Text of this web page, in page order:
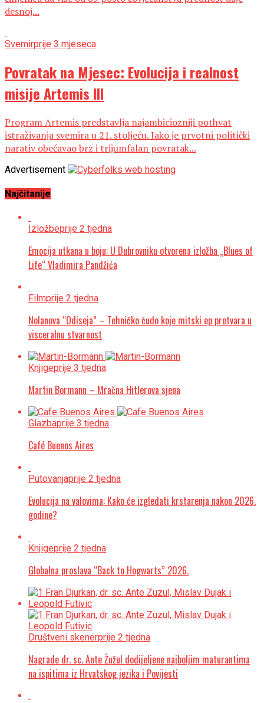
desnoj...
Svemirprije 3 mjeseca
Povratak na Mjesec: Evolucija i realnost
misije Artemis III
Program Artemis predstavlja najambiciozniji pothvat
istraživanja svemira u 21. stoljeću. Iako je prvotni politički
narativ obećavao brz i trijumfalan povratak...
Advertisement
Najčitanije
Izložbeprije 2 tjedna
Emocija utkana u boju: U Dubrovniku otvorena izložba „Blues of
Life“ Vladimira Pandžića
Filmprije 2 tjedna
Nolanova “Odiseja” – Tehničko čudo koje mitski ep pretvara u
visceralnu stvarnost
Knjigeprije 3 tjedna
Martin Bormann – Mračna Hitlerova sjena
Glazbaprije 3 tjedna
Café Buenos Aires
Putovanjaprije 2 tjedna
Evolucija na valovima: Kako će izgledati krstarenja nakon 2026.
godine?
Knjigeprije 2 tjedna
Globalna proslava “Back to Hogwarts” 2026.
Društveni skenerprije 2 tjedna
Nagrade dr. sc. Ante Žužul dodijeljene najboljim maturantima
na ispitima iz Hrvatskog jezika i Povijesti